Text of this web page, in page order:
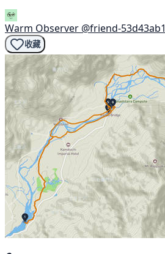
Warm Observer @friend-53d43ab1
收藏